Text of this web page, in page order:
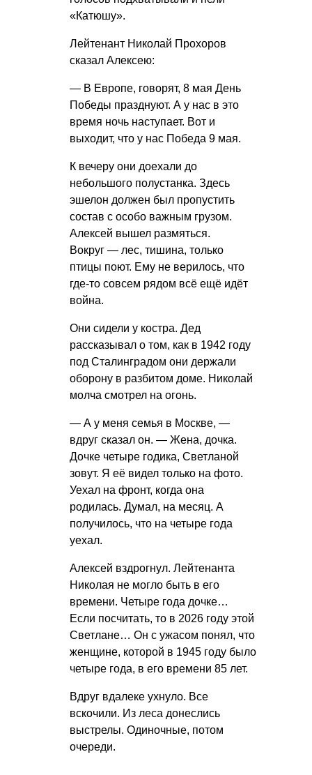
«Катюшу».
Лейтенант Николай Прохоров
сказал Алексею:
— В Европе, говорят, 8 мая День
Победы празднуют. А у нас в это
время ночь наступает. Вот и
выходит, что у нас Победа 9 мая.
К вечеру они доехали до
небольшого полустанка. Здесь
эшелон должен был пропустить
состав с особо важным грузом.
Алексей вышел размяться.
Вокруг — лес, тишина, только
птицы поют. Ему не верилось, что
где-то совсем рядом всё ещё идёт
война.
Они сидели у костра. Дед
рассказывал о том, как в 1942 году
под Сталинградом они держали
оборону в разбитом доме. Николай
молча смотрел на огонь.
— А у меня семья в Москве, —
вдруг сказал он. — Жена, дочка.
Дочке четыре годика, Светланой
зовут. Я её видел только на фото.
Уехал на фронт, когда она
родилась. Думал, на месяц. А
получилось, что на четыре года
уехал.
Алексей вздрогнул. Лейтенанта
Николая не могло быть в его
времени. Четыре года дочке…
Если посчитать, то в 2026 году этой
Светлане… Он с ужасом понял, что
женщине, которой в 1945 году было
четыре года, в его времени 85 лет.
Вдруг вдалеке ухнуло. Все
вскочили. Из леса донеслись
выстрелы. Одиночные, потом
очереди.